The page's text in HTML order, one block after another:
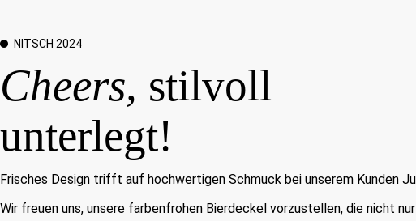
NITSCH 2024
Cheers, stilvoll
unterlegt!
Frisches Design trifft auf hochwertigen Schmuck bei unserem Kunden
Wir freuen uns, unsere farbenfrohen Bierdeckel vorzustellen, die nicht